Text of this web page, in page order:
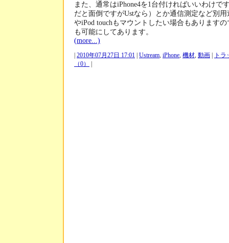
また、通常はiPhone4を1台付ければいいわけで
だと面倒ですがUstなら）とか通信測定など別用
やiPod touchもマウントしたい場合もあります
も可能にしてあります。
(more...)
2010年07月27日 17:01 Ustream, iPhone, 機材, 動画
ト
（0）